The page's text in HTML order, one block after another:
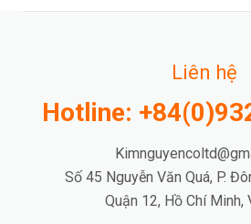
Liên hệ
Hotline:
Số 45 Nguyễn Văn Quá, P.
Quận 12, Hồ Chí Minh,